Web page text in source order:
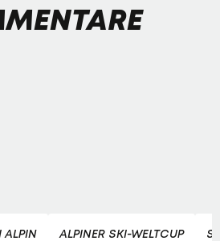
ALPIN ALPINER SKI-WELTCUP